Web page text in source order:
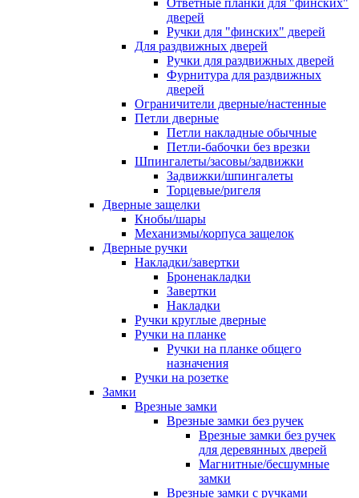
Ответные планки для "финских"
дверей
Ручки для "финских" дверей
Для раздвижных дверей
Ручки для раздвижных дверей
Фурнитура для раздвижных
дверей
Ограничители дверные/настенные
Петли дверные
Петли накладные обычные
Петли-бабочки без врезки
Шпингалеты/засовы/задвижки
Задвижки/шпингалеты
Торцевые/ригеля
Дверные защелки
Кнобы/шары
Механизмы/корпуса защелок
Дверные ручки
Накладки/завертки
Броненакладки
Завертки
Накладки
Ручки круглые дверные
Ручки на планке
Ручки на планке общего
назначения
Ручки на розетке
Замки
Врезные замки
Врезные замки без ручек
Врезные замки без ручек
для деревянных дверей
Магнитные/бесшумные
замки
Врезные замки с ручками